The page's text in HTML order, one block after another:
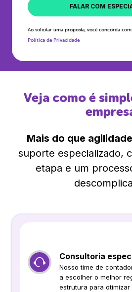
FALAR COM
Ao solicitar uma proposta, você concorda com
Política de Privacidade
Veja como é
Mais do que
suporte especializado,
etapa e um
Consultoria
Nosso time de
a escolher o melhor
estrutura para